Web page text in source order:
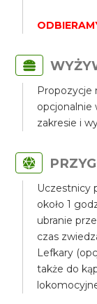
Propozycje
opcjonalnie
zakresie i
Uczestnicy
około 1
ubranie
czas
Lefkary
także do